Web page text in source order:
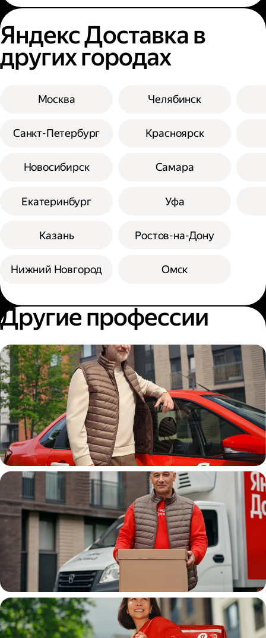
Яндекс Доставка в
других городах
Москва
Санкт-Петербург
Новосибирск
Екатеринбург
Казань
Нижний Новгород
Челябинск
Красноярск
Самара
Уфа
Ростов-на-Дону
Омск
Другие профессии
Автокурьер
Водитель
грузовой машины